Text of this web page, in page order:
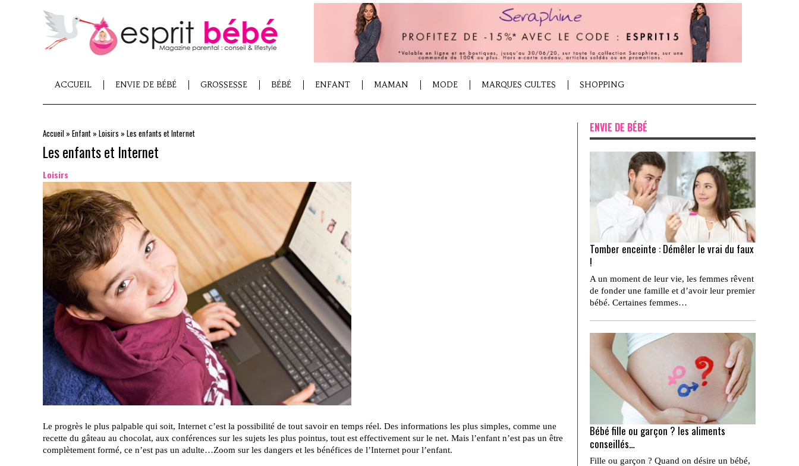
ACCUEIL ENVIE DE BÉBÉ GROSSESSE BÉBÉ ENFANT MAMAN MODE MARQUES CULTES SHOPPING
Accueil » Enfant » Loisirs » Les enfants et Internet
Les enfants et Internet
Loisirs
Le progrès le plus palpable qui soit, Internet c’est la possibilité de tout savoir en temps réel. Des informations les plus simples, comme une
recette du gâteau au chocolat, aux conférences sur les sujets les plus pointus, tout est effectivement sur le net. Mais l’enfant n’est pas un être
complètement formé, ce n’est pas un adulte…Zoom sur les dangers et les bénéfices de l’Internet pour l’enfant.
ENVIE DE BÉBÉ
Tomber enceinte : Démêler le vrai du faux
!
A un moment de leur vie, les femmes rêvent
de fonder une famille et d’avoir leur premier
bébé. Certaines femmes…
Bébé fille ou garçon ? les aliments
conseillés…
Fille ou garçon ? Quand on désire un bébé,